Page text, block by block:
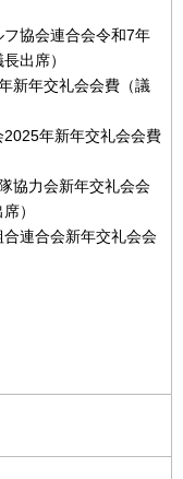
協会連合会令和7年
出席）
新年交礼会会費（議
年新年交礼会会費
協力会新年交礼会会
）
連合会新年交礼会会